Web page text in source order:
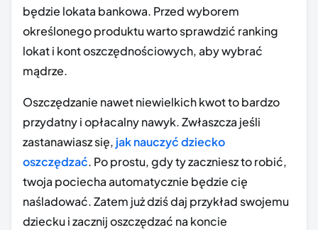
będzie lokata bankowa. Przed wyborem
określonego produktu warto sprawdzić ranking
lokat i kont oszczędnościowych, aby wybrać
mądrze.
Oszczędzanie nawet niewielkich kwot to bardzo
przydatny i opłacalny nawyk. Zwłaszcza jeśli
zastanawiasz się, jak nauczyć dziecko
oszczędzać. Po prostu, gdy ty zaczniesz to robić,
twoja pociecha automatycznie będzie cię
naśladować. Zatem już dziś daj przykład swojemu
dziecku i zacznij oszczędzać na koncie